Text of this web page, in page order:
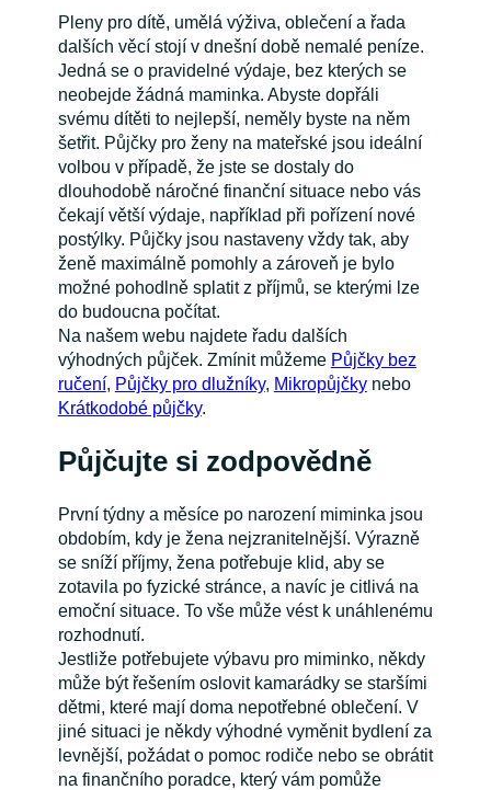
Pleny pro dítě, umělá výživa, oblečení a řada
dalších věcí stojí v dnešní době nemalé peníze.
Jedná se o pravidelné výdaje, bez kterých se
neobejde žádná maminka. Abyste dopřáli
svému dítěti to nejlepší, neměly byste na něm
šetřit. Půjčky pro ženy na mateřské jsou ideální
volbou v případě, že jste se dostaly do
dlouhodobě náročné finanční situace nebo vás
čekají větší výdaje, například při pořízení nové
postýlky. Půjčky jsou nastaveny vždy tak, aby
ženě maximálně pomohly a zároveň je bylo
možné pohodlně splatit z příjmů, se kterými lze
do budoucna počítat.
Na našem webu najdete řadu dalších
výhodných půjček. Zmínit můžeme Půjčky bez
ručení, Půjčky pro dlužníky, Mikropůjčkynebo
Krátkodobé půjčky.
Půjčujte si zodpovědně
První týdny a měsíce po narození miminka jsou
obdobím, kdy je žena nejzranitelnější. Výrazně
se sníží příjmy, žena potřebuje klid, aby se
zotavila po fyzické stránce, a navíc je citlivá na
emoční situace. To vše může vést k unáhlenému
rozhodnutí.
Jestliže potřebujete výbavu pro miminko, někdy
může být řešením oslovit kamarádky se staršími
dětmi, které mají doma nepotřebné oblečení. V
jiné situaci je někdy výhodné vyměnit bydlení za
levnější, požádat o pomoc rodiče nebo se obrátit
na finančního poradce, který vám pomůže